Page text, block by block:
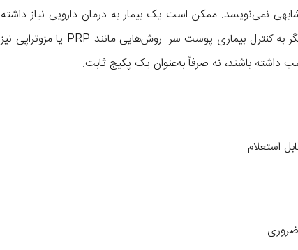
نمی‌نویسد. ممکن است یک بیمار به درمان دارویی نیاز داشته
باشد، فرد دیگری به بررسی تیروئید یا کمبود آهن و شخصی دیگر به کنترل بیماری پوست سر. روش‌هایی مانند PRP یا مزوتراپی نیز
داشته باشند، نه صرفاً به‌عنوان یک پکیج ثابت.
استعلام